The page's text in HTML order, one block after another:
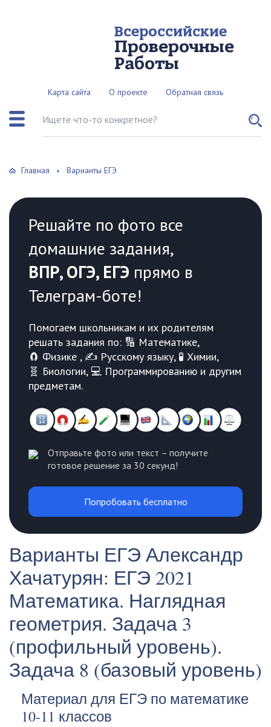
Всероссийские
Проверочные
Работы
Карта сайта О проекте Обратная связь
Поиск по сайту
Главная Варианты ЕГЭ
Решайте по фото все
домашние задания,
ВПР, ОГЭ, ЕГЭ прямо в
Телеграм-боте!
Помогаем школьникам и их родителям
решать задания по: 🔢 Математике,
🧲 Физике , ✍️ Русскому языку, 🧪 Химии,
🧬 Биологии, 💻 Программированию и другим
предметам.
Отправьте фото или текст – получите
готовое решение за 30 секунд!
Попробовать бесплатно
Варианты ЕГЭ Александр
Хачатурян: ЕГЭ 2021
Математика. Наглядная
геометрия. Задача 3
(профильный уровень).
Задача 8 (базовый уровень)
Материал для ЕГЭ по математике
10-11 классов